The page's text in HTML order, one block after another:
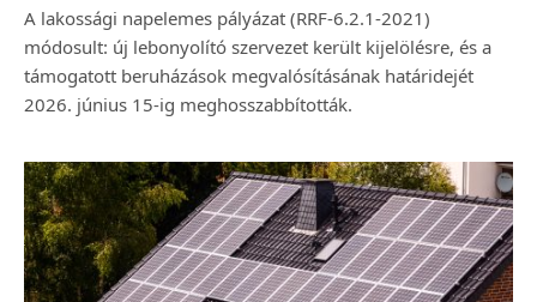
A lakossági napelemes pályázat (RRF-6.2.1-2021)
módosult: új lebonyolító szervezet került kijelölésre, és a
támogatott beruházások megvalósításának határidejét
2026. június 15-ig meghosszabbították.